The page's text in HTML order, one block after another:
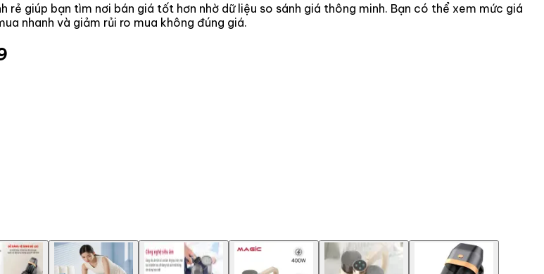
rẻ giúp bạn tìm nơi bán giá tốt hơn nhờ dữ liệu so sánh giá thông minh. Bạn có thể xem mức giá
nhanh và giảm rủi ro mua không đúng giá.